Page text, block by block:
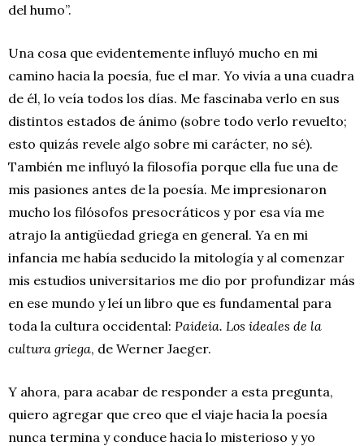
del humo”.
Una cosa que evidentemente influyó mucho en mi
camino hacia la poesía, fue el mar. Yo vivía a una cuadra
de él, lo veía todos los días. Me fascinaba verlo en sus
distintos estados de ánimo (sobre todo verlo revuelto;
esto quizás revele algo sobre mi carácter, no sé).
También me influyó la filosofía porque ella fue una de
mis pasiones antes de la poesía. Me impresionaron
mucho los filósofos presocráticos y por esa vía me
atrajo la antigüedad griega en general. Ya en mi
infancia me había seducido la mitología y al comenzar
mis estudios universitarios me dio por profundizar más
en ese mundo y leí un libro que es fundamental para
toda la cultura occidental: Paideia. Los ideales de la
cultura griega, de Werner Jaeger.
Y ahora, para acabar de responder a esta pregunta,
quiero agregar que creo que el viaje hacia la poesía
nunca termina y conduce hacia lo misterioso y yo